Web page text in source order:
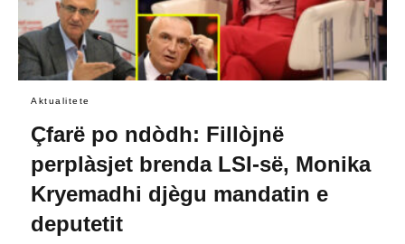
Aktualitete
Çfarë po ndòdh: Fillòjnë
perplàsjet brenda LSI-së, Monika
Kryemadhi djègu mandatin e
deputetit